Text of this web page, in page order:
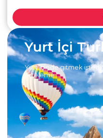
Yurt İçi
Yurt içinde gitmek
erteleme